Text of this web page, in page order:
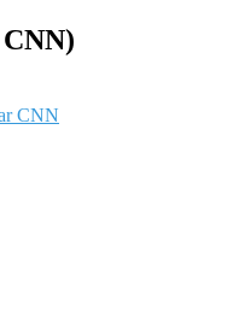
CNN